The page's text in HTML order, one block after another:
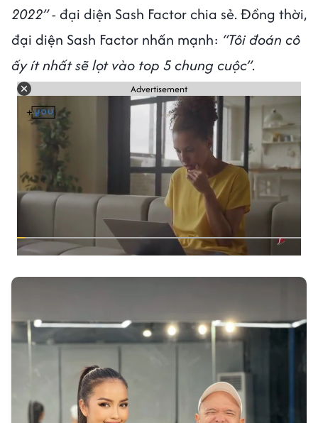
2022”- đại diện Sash Factor chia sẻ. Đồng thời,
đại diện Sash Factor nhấn mạnh: “Tôi đoán cô
ấy ít nhất sẽ lọt vào top 5 chung cuộc”.
Advertisement